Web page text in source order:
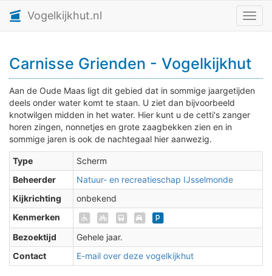
Vogelkijkhut.nl
Carnisse Grienden - Vogelkijkhut
Aan de Oude Maas ligt dit gebied dat in sommige jaargetijden
deels onder water komt te staan. U ziet dan bijvoorbeeld
knotwilgen midden in het water. Hier kunt u de cetti's zanger
horen zingen, nonnetjes en grote zaagbekken zien en in
sommige jaren is ook de nachtegaal hier aanwezig.
Type
Scherm
Beheerder
Natuur- en recreatieschap IJsselmonde
Kijkrichting
onbekend
Kenmerken
Bezoektijd
Gehele jaar.
Contact
E-mail over deze vogelkijkhut